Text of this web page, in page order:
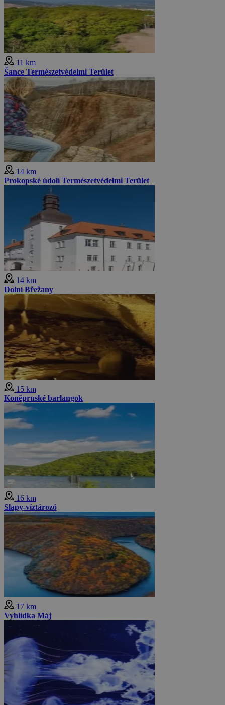
11 km
Šance Természetvédelmi Terület
14 km
Prokopské údolí Természetvédelmi Terület
14 km
Dolní Břežany
15 km
Koněpruské barlangok
16 km
Slapy-víztározó
17 km
Vyhlídka Máj